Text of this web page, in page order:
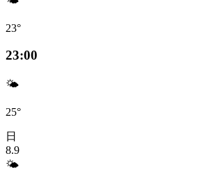
23°
23:00
🌤️
25°
日
8.9
🌤️